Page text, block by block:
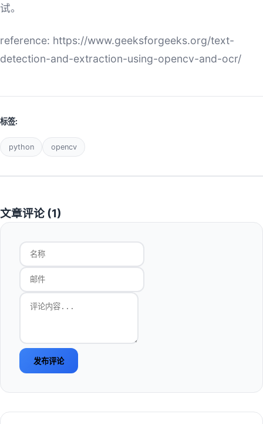
试。
reference: https://www.geeksforgeeks.org/text-
detection-and-extraction-using-opencv-and-ocr/
标签:
python opencv
文章评论 (1)
发布评论